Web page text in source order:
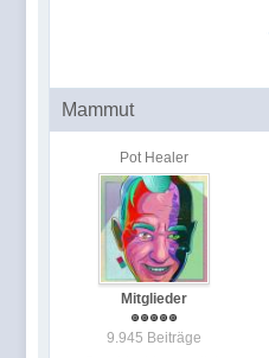
Mammut
Pot Healer
Mitglieder
9.945 Beiträge